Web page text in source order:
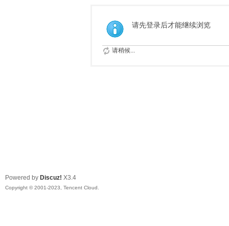
请先登录后才能继续浏览
请稍候...
Powered by Discuz! X3.4
Copyright © 2001-2023, Tencent Cloud.